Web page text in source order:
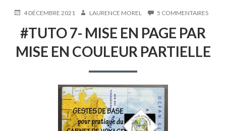
D'ARIANE
PUBLIÉ4 DÉCEMBRE 2021 AUTEUR
LAURENCE MOREL 5 COMMENTAIRESSUR
EN
PAGE
#TUTO 7- MISE EN PAGE PAR
MISE EN COULEUR PARTIELLE